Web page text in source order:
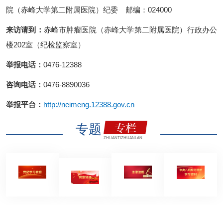
院（赤峰大学第二附属医院）纪委 邮编：024000
来访请到： 赤峰市肿瘤医院（赤峰大学第二附属医院） 行政办公
楼202室（纪检监察室）
举报电话： 0476-12388
咨询电话： 0476-8890036
举报平台： http://neimeng.12388.gov.cn
专题
ZHUANTIZHUANLAN